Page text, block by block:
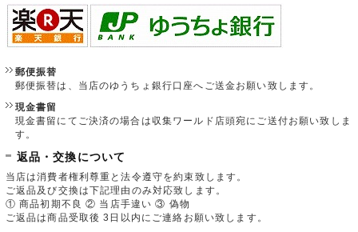
郵便振替
郵便振替は、当店のゆうちょ銀行口座へご送金お願い致します。
現金書留
現金書留にてご決済の場合は収集ワールド店頭宛にご送付お願い致しま
す。
返品・交換について
当店は消費者権利尊重と法令遵守を約束致します。
ご返品及び交換は下記理由のみ対応致します。
① 商品初期不良 ② 当店手違い ③ 偽物
ご返品は商品受取後 3日以内にご連絡お願い致します。